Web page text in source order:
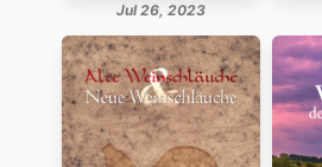
Jul 26, 2023